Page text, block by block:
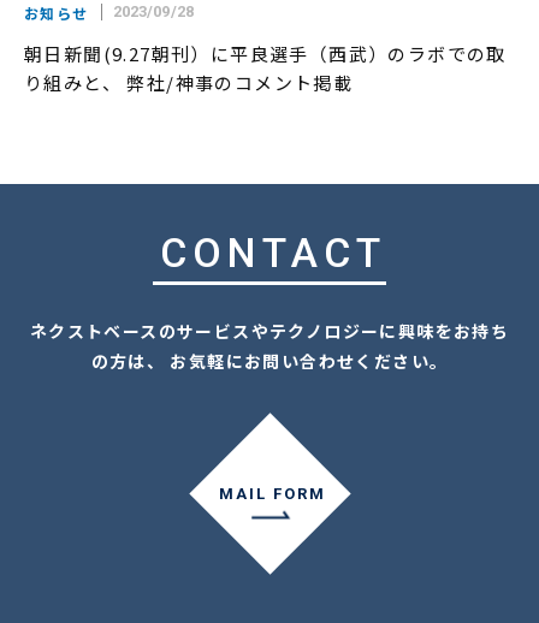
お知らせ 2023/09/28
朝日新聞(9.27朝刊）に平良選手（西武）のラボでの取
り組みと、 弊社/神事のコメント掲載
CONTACT
ネクストベースのサービスやテクノロジーに興味をお持ち
の方は、 お気軽にお問い合わせください。
MAIL FORM